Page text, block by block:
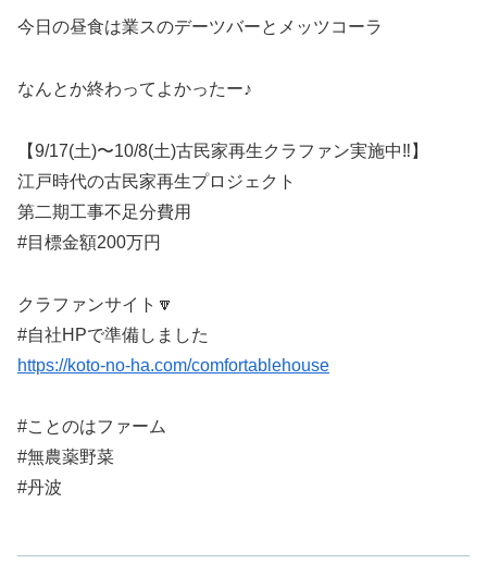
今日の昼食は業スのデーツバーとメッツコーラ
なんとか終わってよかったー♪
【9/17(土)〜10/8(土)古民家再生クラファン実施中‼️】
江戸時代の古民家再生プロジェクト
第二期工事不足分費用
#目標金額200万円
クラファンサイト🔽
#自社HPで準備しました
https://koto-no-ha.com/comfortablehouse
#ことのはファーム
#無農薬野菜
#丹波